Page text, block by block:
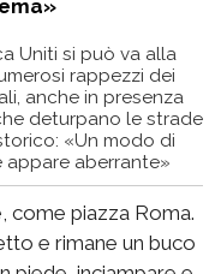
Uniti si può va alla
rappezzi dei
anche in presenza
deturpano le strade
«Un modo di
appare aberrante»
come piazza Roma.
e rimane un buco